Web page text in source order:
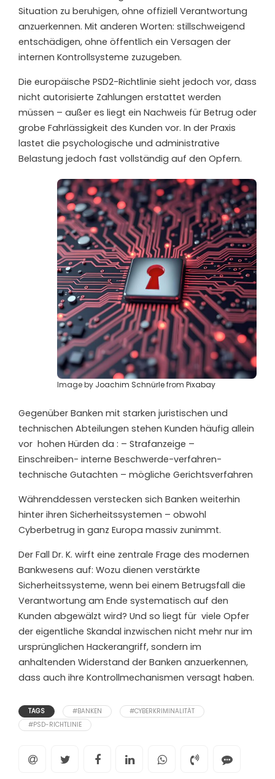
Situation zu beruhigen, ohne offiziell Verantwortung
anzuerkennen. Mit anderen Worten: stillschweigend
entschädigen, ohne öffentlich ein Versagen der
internen Kontrollsysteme zuzugeben.
Die europäische PSD2-Richtlinie sieht jedoch vor, dass
nicht autorisierte Zahlungen erstattet werden
müssen – außer es liegt ein Nachweis für Betrug oder
grobe Fahrlässigkeit des Kunden vor. In der Praxis
lastet die psychologische und administrative
Belastung jedoch fast vollständig auf den Opfern.
Image by Joachim Schnürlefrom Pixabay
Gegenüber Banken mit starken juristischen und
technischen Abteilungen stehen Kunden häufig allein
vor hohen Hürden da : – Strafanzeige –
Einschreiben- interne Beschwerde-verfahren-
technische Gutachten – mögliche Gerichtsverfahren
Währenddessen verstecken sich Banken weiterhin
hinter ihren Sicherheitssystemen – obwohl
Cyberbetrug in ganz Europa massiv zunimmt.
Der Fall Dr. K. wirft eine zentrale Frage des modernen
Bankwesens auf: Wozu dienen verstärkte
Sicherheitssysteme, wenn bei einem Betrugsfall die
Verantwortung am Ende systematisch auf den
Kunden abgewälzt wird? Und so liegt für viele Opfer
der eigentliche Skandal inzwischen nicht mehr nur im
ursprünglichen Hackerangriff, sondern im
anhaltenden Widerstand der Banken anzuerkennen,
dass auch ihre Kontrollmechanismen versagt haben.
TAGS #BANKEN
#CYBERKRIMINALITÄT
#PSD-RICHTLINIE